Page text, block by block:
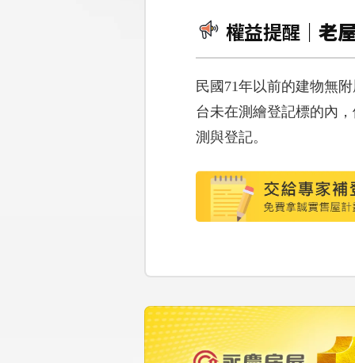
權益提醒｜老
民國71年以前的建物無
台未在測繪登記標的內
測與登記。